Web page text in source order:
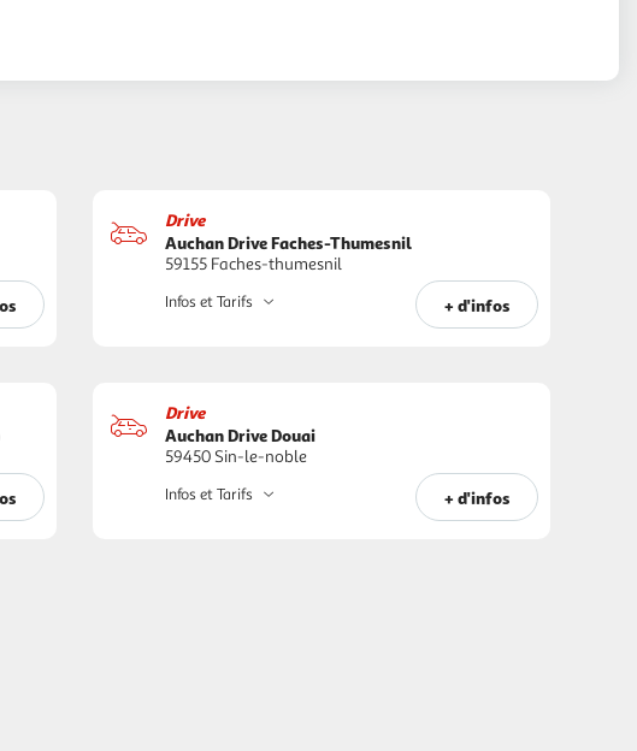
Drive
Auchan Drive Faches-Thumesnil
59155 Faches-thumesnil
+ d'infos
Infos et Tarifs
Drive
Auchan Drive Douai
59450 Sin-le-noble
+ d'infos
Infos et Tarifs